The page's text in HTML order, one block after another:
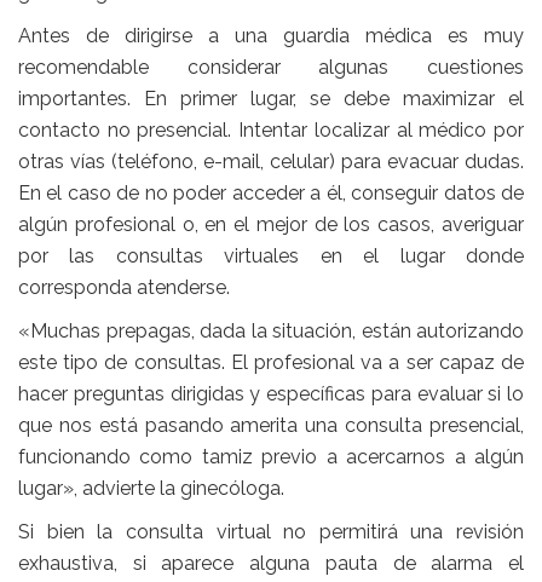
Antes de dirigirse a una guardia médica es muy
recomendable considerar algunas cuestiones
importantes. En primer lugar, se debe maximizar el
contacto no presencial. Intentar localizar al médico por
otras vías (teléfono, e-mail, celular) para evacuar dudas.
En el caso de no poder acceder a él, conseguir datos de
algún profesional o, en el mejor de los casos, averiguar
por las consultas virtuales en el lugar donde
corresponda atenderse.
«Muchas prepagas, dada la situación, están autorizando
este tipo de consultas. El profesional va a ser capaz de
hacer preguntas dirigidas y específicas para evaluar si lo
que nos está pasando amerita una consulta presencial,
funcionando como tamiz previo a acercarnos a algún
lugar», advierte la ginecóloga.
Si bien la consulta virtual no permitirá una revisión
exhaustiva, si aparece alguna pauta de alarma el